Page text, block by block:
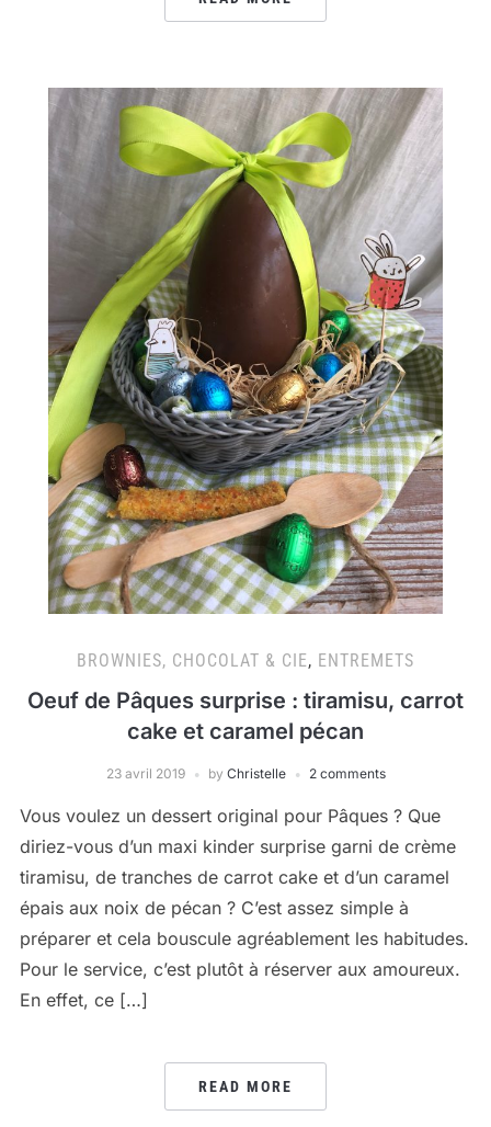
BROWNIES, CHOCOLAT & CIE, ENTREMETS
Oeuf de Pâques surprise : tiramisu, carrot
cake et caramel pécan
23 avril 2019 by Christelle 2 comments
Vous voulez un dessert original pour Pâques ? Que
diriez-vous d’un maxi kinder surprise garni de crème
tiramisu, de tranches de carrot cake et d’un caramel
épais aux noix de pécan ? C’est assez simple à
préparer et cela bouscule agréablement les habitudes.
Pour le service, c’est plutôt à réserver aux amoureux.
En effet, ce […]
READ MORE